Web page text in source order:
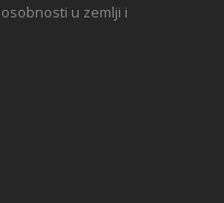
u zemlji i